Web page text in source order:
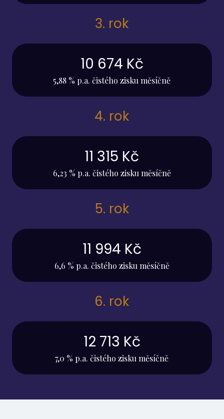
3. rok
10 674 Kč
5,88 % p.a. čistého zisku měsíčně
4. rok
11 315 Kč
6,23 % p.a. čistého zisku měsíčně
5. rok
11 994 Kč
6,6 % p.a. čistého zisku měsíčně
6. rok
12 713 Kč
7,0 % p.a. čistého zisku měsíčně